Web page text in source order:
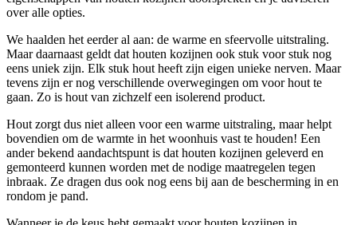
over alle opties.
We haalden het eerder al aan: de warme en sfeervolle uitstraling.
Maar daarnaast geldt dat houten kozijnen ook stuk voor stuk nog
eens uniek zijn. Elk stuk hout heeft zijn eigen unieke nerven. Maar
tevens zijn er nog verschillende overwegingen om voor hout te
gaan. Zo is hout van zichzelf een isolerend product.
Hout zorgt dus niet alleen voor een warme uitstraling, maar helpt
bovendien om de warmte in het woonhuis vast te houden! Een
ander bekend aandachtspunt is dat houten kozijnen geleverd en
gemonteerd kunnen worden met de nodige maatregelen tegen
inbraak. Ze dragen dus ook nog eens bij aan de bescherming in en
rondom je pand.